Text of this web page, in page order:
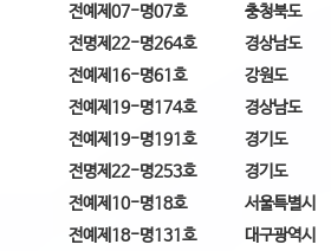
전예제07-명07호
충청북도
전명제22-명264호
경상남도
전예제16-명61호
강원도
전예제19-명174호
경상남도
전예제19-명191호
경기도
전명제22-명253호
경기도
전예제10-명18호
서울특별시
전예제18-명131호
대구광역시